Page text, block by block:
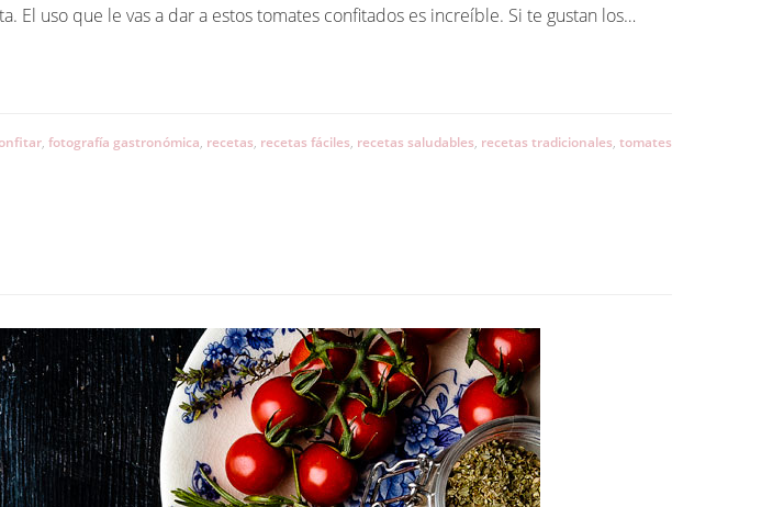
El uso que le vas a dar a estos tomates confitados es increíble. Si te gustan los…
, fotografía gastronómica, recetas, recetas fáciles, recetas saludables, recetas tradicionales, tomates